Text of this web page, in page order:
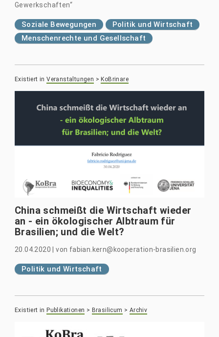
Gewerkschaften“
Soziale Bewegungen
Politik und Wirtschaft
Menschenrechte und Gesellschaft
Existiert in Veranstaltungen > KoBrinare
China schmeißt die Wirtschaft wieder
an - ein ökologischer Albtraum für
Brasilien; und die Welt?
20.04.2020 |von fabian.kern@kooperation-brasilien.org
Politik und Wirtschaft
Existiert in Publikationen > Brasilicum > Archiv